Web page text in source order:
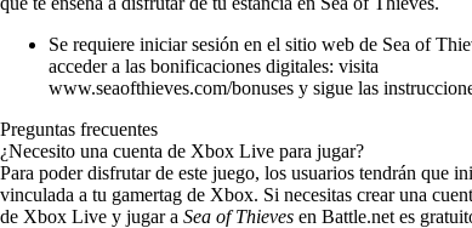
Se requiere iniciar sesión en el sitio web de Sea of
acceder a las bonificaciones digitales: visita
www.seaofthieves.com/bonuses y sigue las
Preguntas frecuentes
¿Necesito una cuenta de Xbox Live para jugar?
Para poder disfrutar de este juego, los usuarios tendrán que
vinculada a tu gamertag de Xbox. Si necesitas crear una
de Xbox Live y jugar a Sea of Thieves en Battle.net es